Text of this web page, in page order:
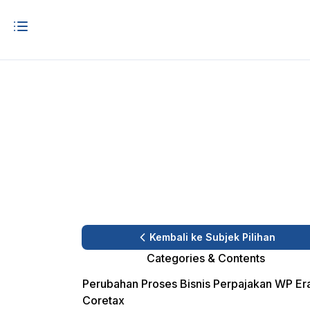
Kembali ke Subjek Pilihan
Categories & Contents
Perubahan Proses Bisnis Perpajakan WP
Coretax